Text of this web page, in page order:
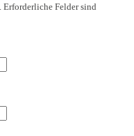
Erforderliche Felder sind